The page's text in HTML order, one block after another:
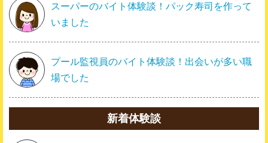
スーパーのバイト体験談！パック寿司を作って
いました
プール監視員のバイト体験談！出会いが多い職
場でした
新着体験談